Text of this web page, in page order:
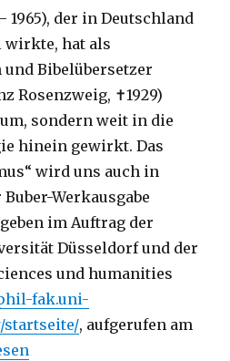
1965), der in Deutschland
wirkte, hat als
Bibelübersetzer
Rosenzweig, ✝1929)
sondern weit in die
hinein gewirkt. Das
wird uns auch in
Werkausgabe
im Auftrag der
Düsseldorf und der
und humanities
fak.uni-
startseite/, aufgerufen am
jüdische